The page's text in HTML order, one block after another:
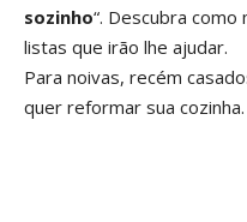
sozinho“. Descubra como
listas que irão lhe ajudar.
Para noivas, recém
quer reformar sua cozinha.